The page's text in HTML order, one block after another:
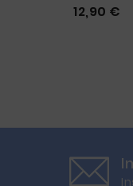
 
12,90 €